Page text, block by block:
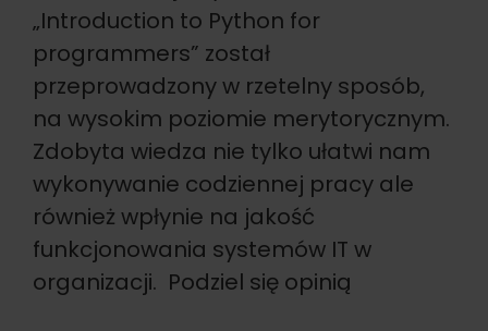
„Introduction to Python for
programmers” został
przeprowadzony w rzetelny sposób,
na wysokim poziomie merytorycznym.
Zdobyta wiedza nie tylko ułatwi nam
wykonywanie codziennej pracy ale
również wpłynie na jakość
funkcjonowania systemów IT w
organizacji. Podziel się opinią